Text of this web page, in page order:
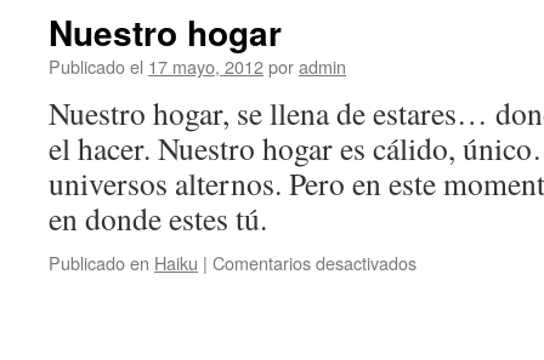
Nuestro hogar
Publicado el 17 mayo, 2012poradmin
Nuestro hogar, se llena de estares…
el hacer. Nuestro hogar es cálido,
universos alternos. Pero en este
en donde estes tú.
Publicado en Haiku | Comentarios desactivadosen